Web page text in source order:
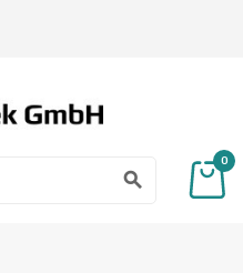
search
0